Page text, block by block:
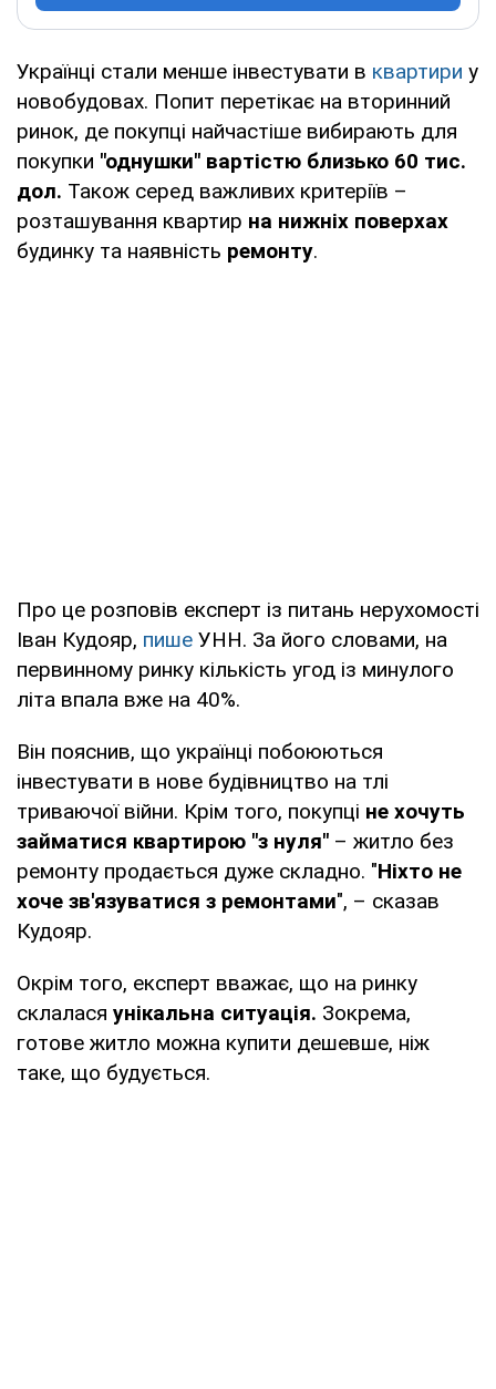
Українці стали менше інвестувати в квартири у
новобудовах. Попит перетікає на вторинний
ринок, де покупці найчастіше вибирають для
покупки "однушки" вартістю близько 60 тис.
дол. Також серед важливих критеріїв –
розташування квартир на нижніх поверхах
будинку та наявність ремонту.
Про це розповів експерт із питань нерухомості
Іван Кудояр, пише УНН. За його словами, на
первинному ринку кількість угод із минулого
літа впала вже на 40%.
Він пояснив, що українці побоюються
інвестувати в нове будівництво на тлі
триваючої війни. Крім того, покупці не хочуть
займатися квартирою "з нуля" – житло без
ремонту продається дуже складно. "Ніхто не
хоче зв'язуватися з ремонтами", – сказав
Кудояр.
Окрім того, експерт вважає, що на ринку
склалася унікальна ситуація. Зокрема,
готове житло можна купити дешевше, ніж
таке, що будується.